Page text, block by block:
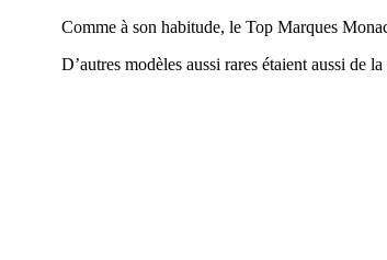
Comme à son habitude, le Top Marques
D’autres modèles aussi rares étaient aussi